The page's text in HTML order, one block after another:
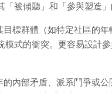
被傾聽」和「參與塑造」
標群體（如特定社區的
式的衝突。更容易設計
的內部矛盾、派系鬥爭或